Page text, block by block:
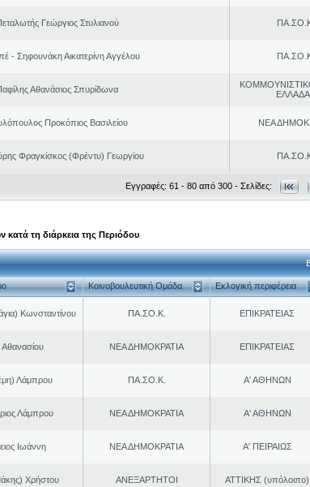
Γεώργιος Στυλιανού
- Σηφουνάκη Αικατερίνη Αγγέλου
Αθανάσιος Σπυρίδωνα
Προκόπιος Βασιλείου ΝΕΑ
Φραγκίσκος (Φρέντυ) Γεωργίου
Εγγραφές: 61 - 80 από 300 - Σελίδες:
κατά τη διάρκεια της Περιόδου
Κοινοβουλευτική Ομάδα Εκλογική περιφέρεια
Κωνσταντίνου ΠΑ.ΣΟ.Κ. ΕΠΙΚΡΑΤΕΙΑΣ
Αθανασίου ΝΕΑ ΔΗΜΟΚΡΑΤΙΑ ΕΠΙΚΡΑΤΕΙΑΣ
Λάμπρου ΠΑ.ΣΟ.Κ. Α' ΑΘΗΝΩΝ
Λάμπρου ΝΕΑ ΔΗΜΟΚΡΑΤΙΑ Α' ΑΘΗΝΩΝ
Ιωάννη ΝΕΑ ΔΗΜΟΚΡΑΤΙΑ Α' ΠΕΙΡΑΙΩΣ
Χρήστου ΑΝΕΞΑΡΤΗΤΟΙ ΑΤΤΙΚΗΣ (υπόλοιπο)